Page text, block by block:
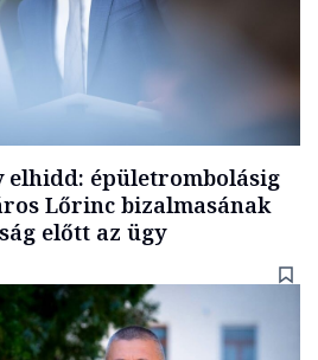
elhidd: épületrombolásig
Lőrinc bizalmasának
előtt az ügy